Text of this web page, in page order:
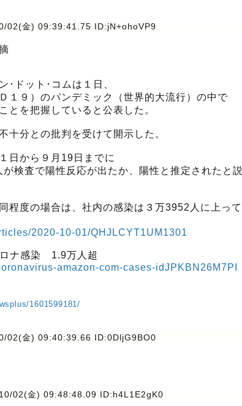
02(金) 09:39:41.75 ID:jN+ohoVP9
･ドット･コムは１日、
１９）のパンデミック（世界的大流行）の中で
とを把握していると公表した。
十分との批判を受けて開示した。
日から９月19日までに
検査で陽性反応が出たか、陽性と推定されたと説
程度の場合は、社内の感染は３万3952人に上って
2020-10-01/QHJLCYT1UM1301
ナ感染 1.9万人超
amazon-com-cases-idJPKBN26M7PI
1601599181/
02(金) 09:40:39.66 ID:0DljG9BO0
02(金) 09:48:48.09 ID:h4L1E2gK0